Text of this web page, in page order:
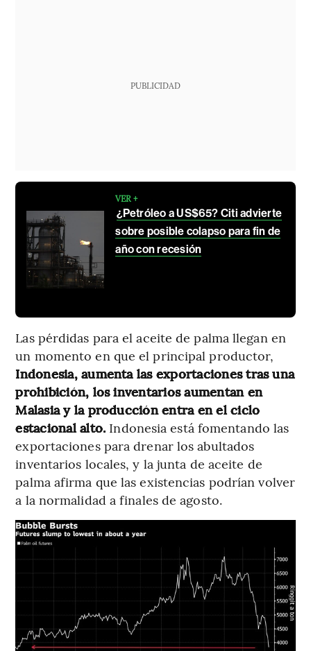
PUBLICIDAD
VER +
¿Petróleo a US$65? Citi advierte
sobre posible colapso para fin de
año con recesión
Las pérdidas para el aceite de palma llegan en
un momento en que el principal productor,
Indonesia, aumenta las exportaciones tras una
prohibición, los inventarios aumentan en
Malasia y la producción entra en el ciclo
estacional alto. Indonesia está fomentando las
exportaciones para drenar los abultados
inventarios locales, y la junta de aceite de
palma afirma que las existencias podrían volver
a la normalidad a finales de agosto.